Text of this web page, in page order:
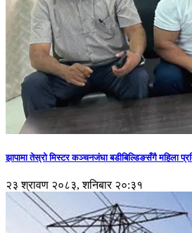
झापामा तेस्रो मिस्टर कञ्चनजंघा बडीबिल्डिङसँगै महिला
२३ श्रावण २०८३, शनिबार २०:३१